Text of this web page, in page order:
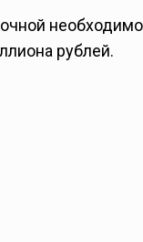
рублей.